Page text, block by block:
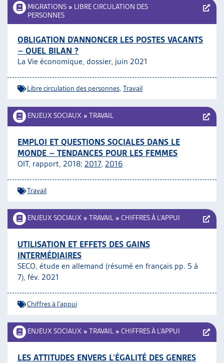
MIGRATIONS » LIBRE CIRCULATION DES
PERSONNES
OBLIGATION D’ANNONCER LES POSTES VACANTS
– QUEL BILAN ?
La Vie économique, dossier, juin 2021
Libre circulation des personnes Travail
ENJEUX SOCIAUX » TRAVAIL
EMPLOI ET QUESTIONS SOCIALES DANS LE
MONDE – TENDANCES POUR LES FEMMES
OIT, rapport, 2018; 2017, 2016
Travail
ENJEUX SOCIAUX » TRAVAIL » CHIFFRES À L’APPUI
UTILISATION ET EFFETS DES GAINS
INTERMÉDIAIRES
SECO, étude en allemand (résumé en français pp. 5 à
7), fév. 2021
Chiffres à l'appui
ENJEUX SOCIAUX » TRAVAIL » CHIFFRES À L’APPUI
LES ATTITUDES ENVERS L’ÉGALITÉ DES GENRES